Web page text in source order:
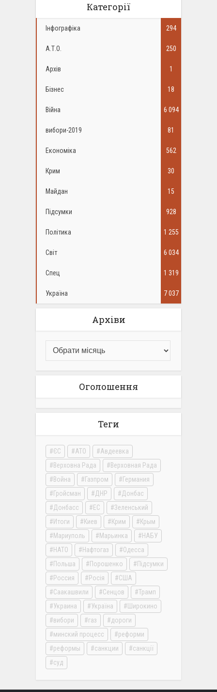
Категорії
Інфографіка 294
А.Т.О. 250
Архів 1
Бізнес 18
Війна 6 094
вибори-2019 81
Економіка 562
Крим 30
Майдан 15
Підсумки 928
Політика 1 255
Світ 6 034
Спец 1 319
Україна 7 037
Архіви
Оголошення
Теги
ЄС АТО
Авдеевка
Верховна Рада
Верховная Рада
Война
Газпром
Германия
Гройсман
ДНР
Донбас
Донбасс
ЕС
Зеленський
Итоги
Киев Крим
Крым
Мариуполь
Марьинка
НАБУ
НАТО
Нафтогаз
Одесса
Польша
Порошенко
Підсумки
Россия
Росія
США
Саакашвили
Сенцов
Трамп
Украина
Україна
Широкино
вибори
газ
дороги
минский процесс
реформи
реформы
санкции
санкції
суд